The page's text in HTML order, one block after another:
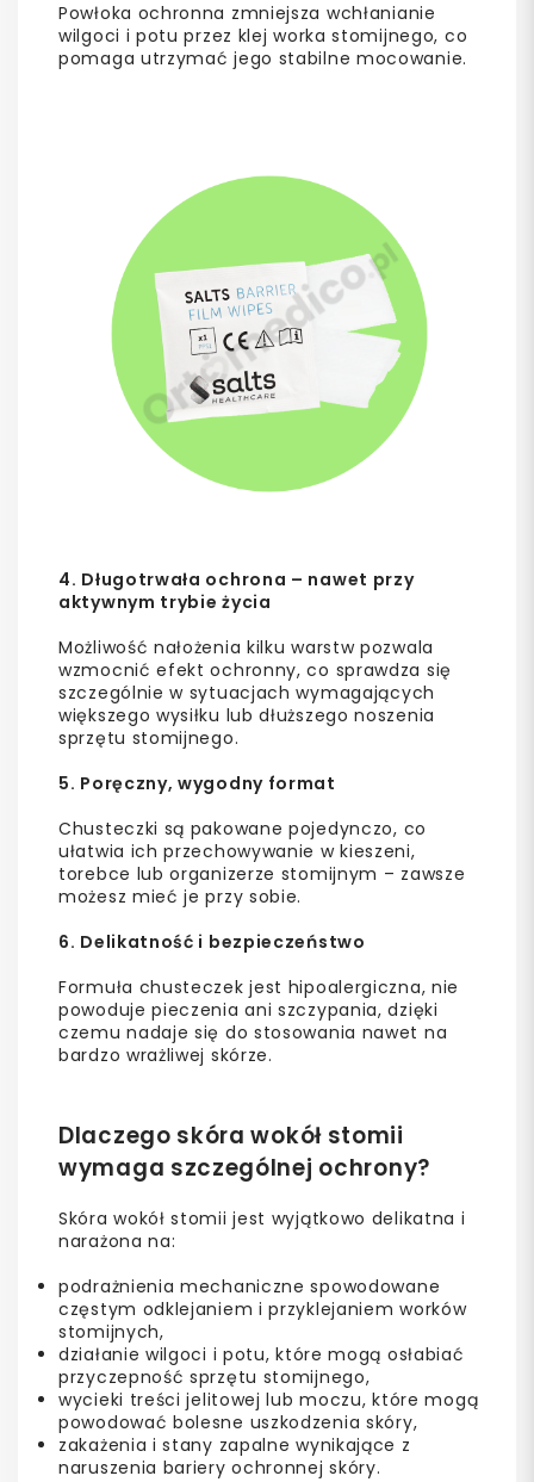
Powłoka ochronna zmniejsza wchłanianie
wilgoci i potu przez klej worka stomijnego, co
pomaga utrzymać jego stabilne mocowanie.
4. Długotrwała ochrona – nawet przy
aktywnym trybie życia
Możliwość nałożenia kilku warstw pozwala
wzmocnić efekt ochronny, co sprawdza się
szczególnie w sytuacjach wymagających
większego wysiłku lub dłuższego noszenia
sprzętu stomijnego.
5. Poręczny, wygodny format
Chusteczki są pakowane pojedynczo, co
ułatwia ich przechowywanie w kieszeni,
torebce lub organizerze stomijnym – zawsze
możesz mieć je przy sobie.
6. Delikatność i bezpieczeństwo
Formuła chusteczek jest hipoalergiczna, nie
powoduje pieczenia ani szczypania, dzięki
czemu nadaje się do stosowania nawet na
bardzo wrażliwej skórze.
Dlaczego skóra wokół stomii
wymaga szczególnej ochrony?
Skóra wokół stomii jest wyjątkowo delikatna i
narażona na:
podrażnienia mechaniczne spowodowane
częstym odklejaniem i przyklejaniem worków
stomijnych,
działanie wilgoci i potu, które mogą osłabiać
przyczepność sprzętu stomijnego,
wycieki treści jelitowej lub moczu, które mogą
powodować bolesne uszkodzenia skóry,
zakażenia i stany zapalne wynikające z
naruszenia bariery ochronnej skóry.